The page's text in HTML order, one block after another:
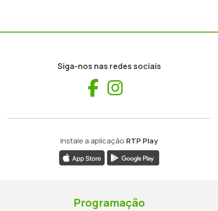
Siga-nos nas redes sociais
Facebook
Instale a aplicação RTP Play
Programação